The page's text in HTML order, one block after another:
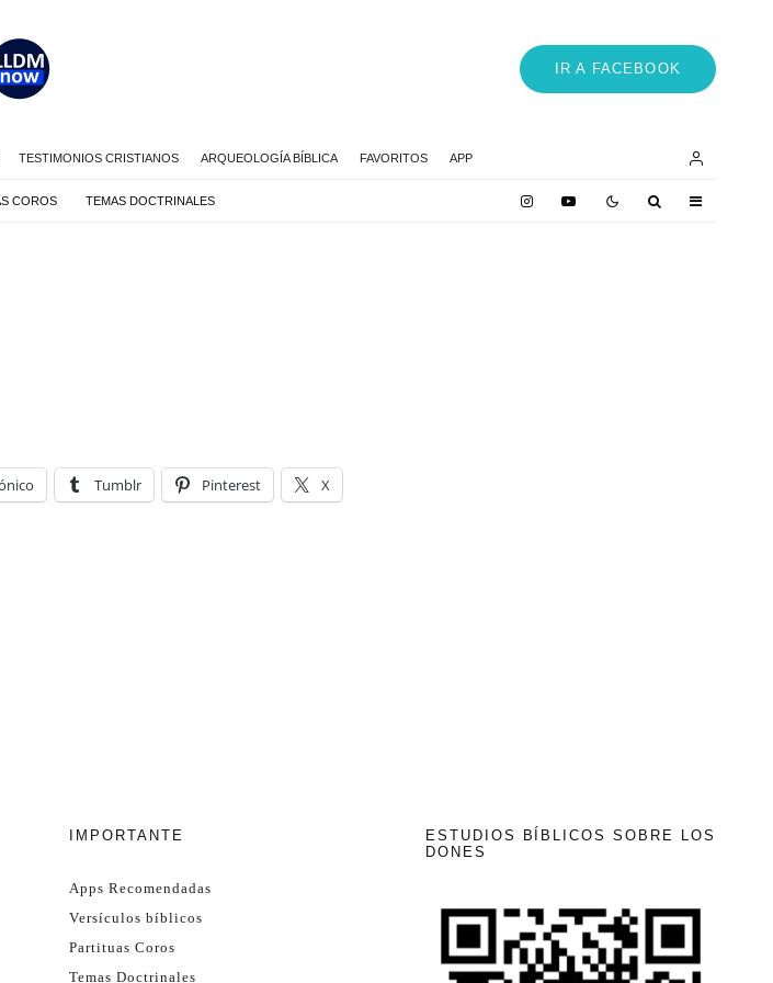
IR A FACEBOOK
TESTIMONIOS CRISTIANOS ARQUEOLOGÍA BÍBLICA FAVORITOS APP
COROS TEMAS DOCTRINALES
Tumblr Pinterest X
IMPORTANTE
Apps Recomendadas
Versículos bíblicos
Partituas Coros
Temas Doctrinales
ESTUDIOS BÍBLICOS SOBRE LOS
DONES